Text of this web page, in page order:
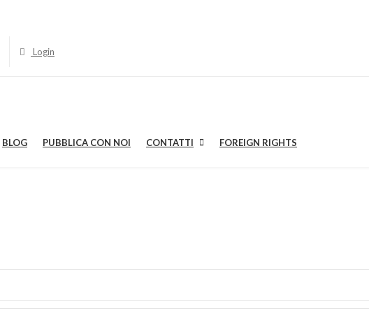
Login
BLOG PUBBLICA CON NOI CONTATTI FOREIGN RIGHTS